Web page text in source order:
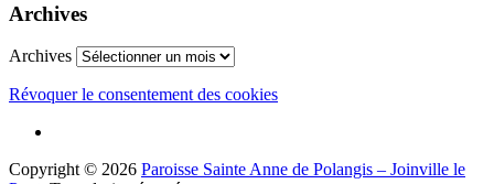
Archives
Archives
Révoquer le consentement des cookies
Copyright © 2026 Paroisse Sainte Anne de Polangis – Joinville le